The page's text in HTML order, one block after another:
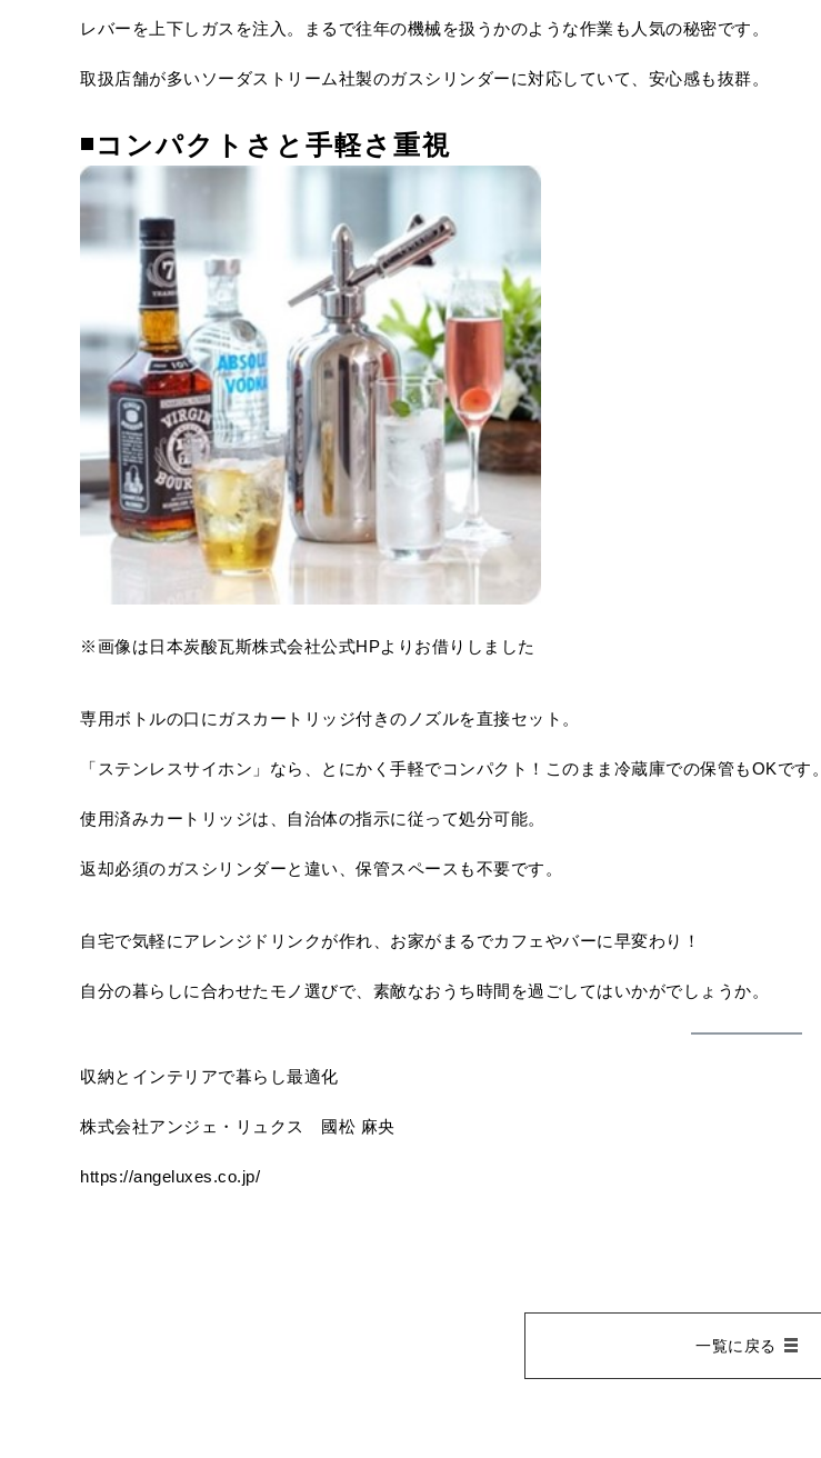
レバーを上下しガスを注入。まるで往年の機械を扱うかのような作業も人気の秘密です。
取扱店舗が多いソーダストリーム社製のガスシリンダーに対応していて、安心感も抜群。
◾コンパクトさと手軽さ重視
※画像は日本炭酸瓦斯株式会社公式HPよりお借りしました
専用ボトルの口にガスカートリッジ付きのノズルを直接セット。
「ステンレスサイホン」なら、とにかく手軽でコンパクト！このまま冷蔵庫での保管もOKです。
使用済みカートリッジは、自治体の指示に従って処分可能。
返却必須のガスシリンダーと違い、保管スペースも不要です。
自宅で気軽にアレンジドリンクが作れ、お家がまるでカフェやバーに早変わり！
自分の暮らしに合わせたモノ選びで、素敵なおうち時間を過ごしてはいかがでしょうか。
収納とインテリアで暮らし最適化
株式会社アンジェ・リュクス 國松 麻央
https://angeluxes.co.jp/
一覧に戻る